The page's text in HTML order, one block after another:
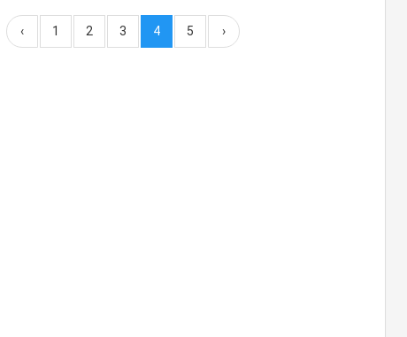
‹ 1 2 3 4 5 ›